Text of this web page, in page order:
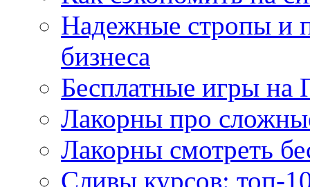
Надежные стропы и
бизнеса
Бесплатные игры на
Лакорны про
Лакорны смотреть
Сливы курсов: топ-